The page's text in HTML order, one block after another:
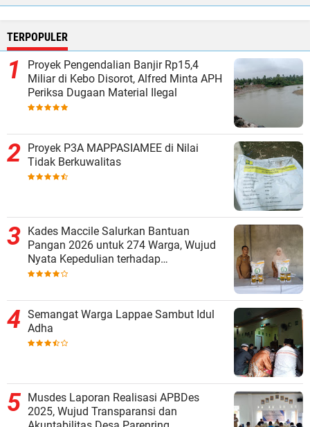
TERPOPULER
Proyek Pengendalian Banjir Rp15,4
Miliar di Kebo Disorot, Alfred Minta APH
Periksa Dugaan Material Ilegal
Proyek P3A MAPPASIAMEE di Nilai
Tidak Berkuwalitas
Kades Maccile Salurkan Bantuan
Pangan 2026 untuk 274 Warga, Wujud
Nyata Kepedulian terhadap
Kesejahteraan Masyarakat
Semangat Warga Lappae Sambut Idul
Adha
Musdes Laporan Realisasi APBDes
2025, Wujud Transparansi dan